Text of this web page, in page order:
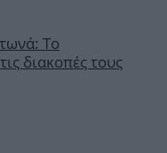
Το
διακοπές τους